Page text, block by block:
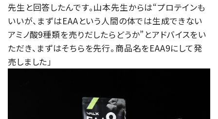
先生と回答したんです。山本先生からは“プロテインも
いいが、まずはEAAという人間の体では生成できない
アミノ酸9種類を売りだしたらどうか”とアドバイスをい
ただき、まずはそちらを先行。商品名をEAA9にして発
売しました」